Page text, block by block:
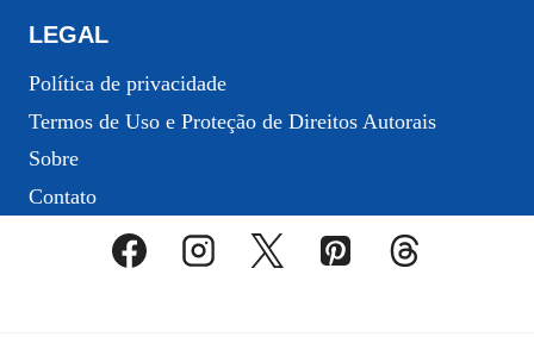
LEGAL
Política de privacidade
Termos de Uso e Proteção de Direitos Autorais
Sobre
Contato